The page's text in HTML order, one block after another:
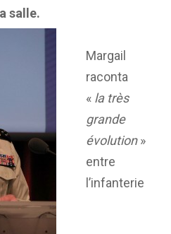
salle.
Margail
raconta
« la très
grande
évolution»
entre
l’infanterie